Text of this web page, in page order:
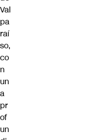
Val
pa
raí
so,
co
n
un
a
pr
of
un